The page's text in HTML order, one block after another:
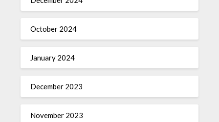
October 2024
January 2024
December 2023
November 2023